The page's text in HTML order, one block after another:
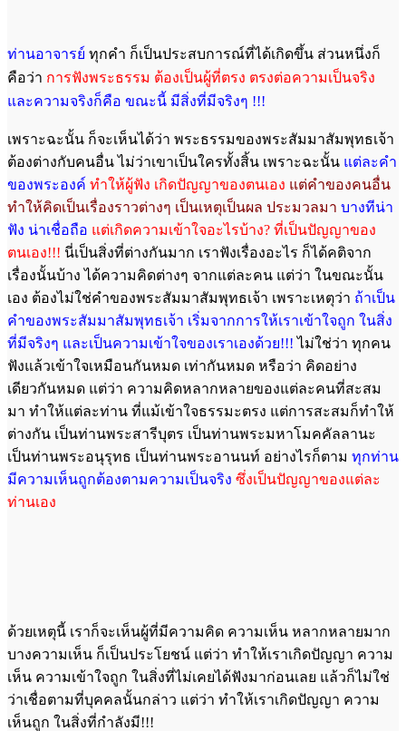
ท่านอาจารย์ ทุกคำ ก็เป็นประสบการณ์ที่ได้เกิดขึ้น ส่วนหนึ่งก็
คือว่า การฟังพระธรรม ต้องเป็นผู้ที่ตรง ตรงต่อความเป็นจริง
และความจริงก็คือ ขณะนี้ มีสิ่งที่มีจริงๆ !!!
เพราะฉะนั้น ก็จะเห็นได้ว่า พระธรรมของพระสัมมาสัมพุทธเจ้า
ต้องต่างกับคนอื่น ไม่ว่าเขาเป็นใครทั้งสิ้น เพราะฉะนั้น แต่ละคำ
ของพระองค์ ทำให้ผู้ฟัง เกิดปัญญาของตนเอง แต่คำของคนอื่น
ทำให้คิดเป็นเรื่องราวต่างๆ เป็นเหตุเป็นผล ประมวลมา บางทีน่า
ฟัง น่าเชื่อถือ แต่เกิดความเข้าใจอะไรบ้าง? ที่เป็นปัญญาของ
ตนเอง!!! นี่เป็นสิ่งที่ต่างกันมาก เราฟังเรื่องอะไร ก็ได้คติจาก
เรื่องนั้นบ้าง ได้ความคิดต่างๆ จากแต่ละคน แต่ว่า ในขณะนั้น
เอง ต้องไม่ใช่คำของพระสัมมาสัมพุทธเจ้า เพราะเหตุว่า ถ้าเป็น
คำของพระสัมมาสัมพุทธเจ้า เริ่มจากการให้เราเข้าใจถูก ในสิ่ง
ที่มีจริงๆ และเป็นความเข้าใจของเราเองด้วย!!!ไม่ใช่ว่า ทุกคน
ฟังแล้วเข้าใจเหมือนกันหมด เท่ากันหมด หรือว่า คิดอย่าง
เดียวกันหมด แต่ว่า ความคิดหลากหลายของแต่ละคนที่สะสม
มา ทำให้แต่ละท่าน ที่แม้เข้าใจธรรมะตรง แต่การสะสมก็ทำให้
ต่างกัน เป็นท่านพระสารีบุตร เป็นท่านพระมหาโมคคัลลานะ
เป็นท่านพระอนุรุทธ เป็นท่านพระอานนท์ อย่างไรก็ตาม ทุกท่าน
มีความเห็นถูกต้องตามความเป็นจริง ซึ่งเป็นปัญญาของแต่ละ
ท่านเอง
ด้วยเหตุนี้ เราก็จะเห็นผู้ที่มีความคิด ความเห็น หลากหลายมาก
บางความเห็น ก็เป็นประโยชน์ แต่ว่า ทำให้เราเกิดปัญญา ความ
เห็น ความเข้าใจถูก ในสิ่งที่ไม่เคยได้ฟังมาก่อนเลย แล้วก็ไม่ใช่
ว่าเชื่อตามที่บุคคลนั้นกล่าว แต่ว่า ทำให้เราเกิดปัญญา ความ
เห็นถูก ในสิ่งที่กำลังมี!!!